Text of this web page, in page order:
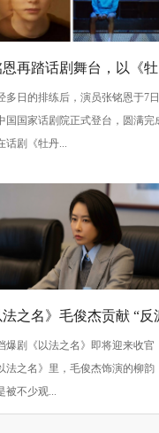
再踏话剧舞台，以《牡
三生路》续写古典深
新演绎“柳梦梅”至情至
多日的排练后，演员张铭恩于7日
国国家话剧院正式登台，圆满完
话剧《牡丹...
法之名》毛俊杰贡献 “反
技？柳韵的 “蠢” 是表演
利！
爆剧《以法之名》即将迎来收官
法之名》里，毛俊杰饰演的柳韵
被不少观...